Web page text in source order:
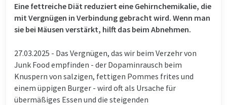
Eine fettreiche Diät reduziert eine Gehirnchemikalie, die
mit Vergnügen in Verbindung gebracht wird. Wenn man
sie bei Mäusen verstärkt, hilft das beim Abnehmen.
27.03.2025 - Das Vergnügen, das wir beim Verzehr von
Junk Food empfinden - der Dopaminrausch beim
Knuspern von salzigen, fettigen Pommes frites und
einem üppigen Burger - wird oft als Ursache für
übermäßiges Essen und die steigenden